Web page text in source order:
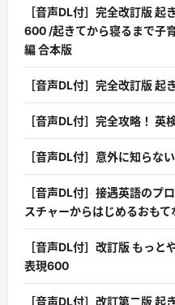
［音声DL付］完全改訂版
600 /起きてから寝るまで子
編 合本版
［音声DL付］完全改訂版
［音声DL付］完全攻略！ 英
［音声DL付］意外に知らな
［音声DL付］接遇英語のプ
スチャーからはじめるおもて
［音声DL付］改訂版 もっ
表現600
［音声DL付］改訂第二版 起